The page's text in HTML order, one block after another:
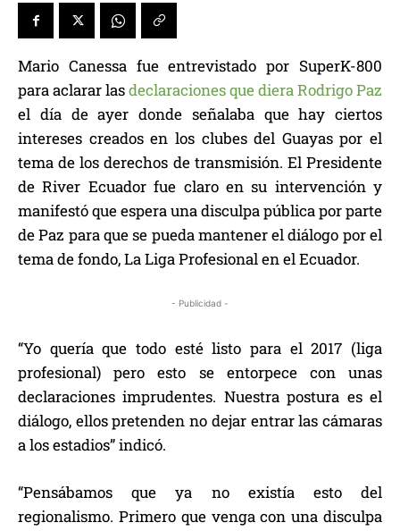
Mario Canessa fue entrevistado por SuperK-800
para aclarar lasdeclaraciones que diera Rodrigo Paz
el día de ayer donde señalaba que hay ciertos
intereses creados en los clubes del Guayas por el
tema de los derechos de transmisión. El Presidente
de River Ecuador fue claro en su intervención y
manifestó que espera una disculpa pública por parte
de Paz para que se pueda mantener el diálogo por el
tema de fondo, La Liga Profesional en el Ecuador.
- Publicidad -
“Yo quería que todo esté listo para el 2017 (liga
profesional) pero esto se entorpece con unas
declaraciones imprudentes. Nuestra postura es el
diálogo, ellos pretenden no dejar entrar las cámaras
a los estadios” indicó.
“Pensábamos que ya no existía esto del
regionalismo. Primero que venga con una disculpa